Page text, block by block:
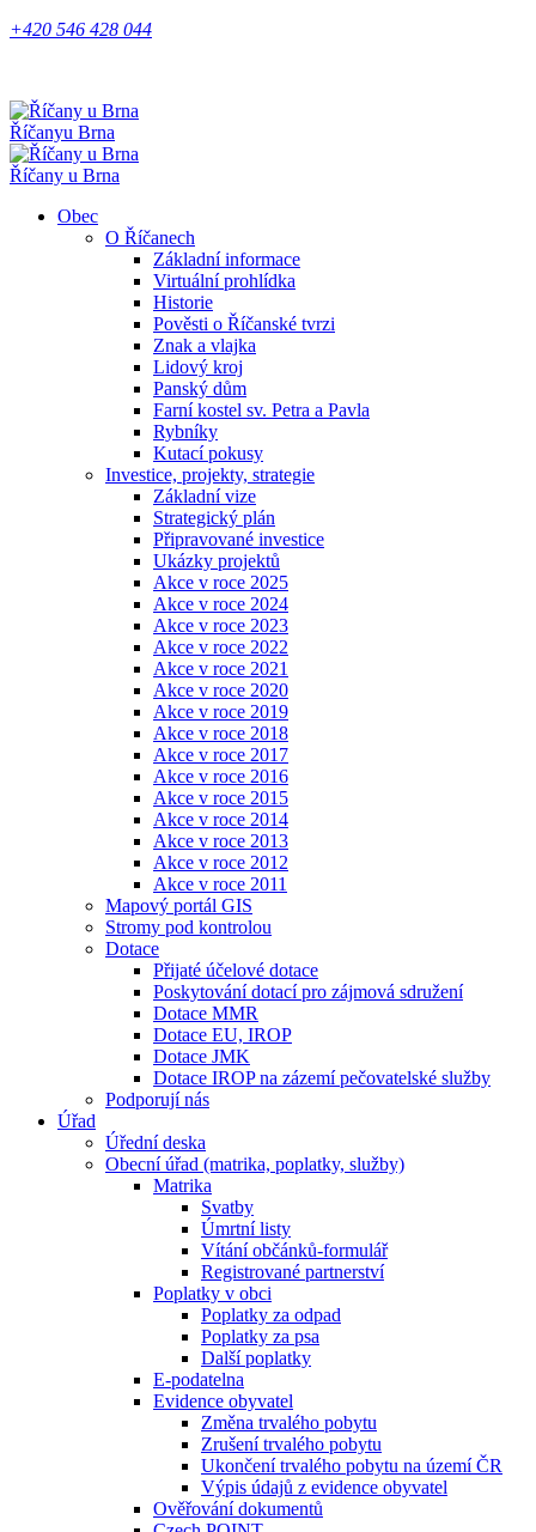
+420 546 428 044
Říčanyu Brna
Říčany u Brna
Obec
O Říčanech
Základní informace
Virtuální prohlídka
Historie
Pověsti o Říčanské tvrzi
Znak a vlajka
Lidový kroj
Panský dům
Farní kostel sv. Petra a Pavla
Rybníky
Kutací pokusy
Investice, projekty, strategie
Základní vize
Strategický plán
Připravované investice
Ukázky projektů
Akce v roce 2025
Akce v roce 2024
Akce v roce 2023
Akce v roce 2022
Akce v roce 2021
Akce v roce 2020
Akce v roce 2019
Akce v roce 2018
Akce v roce 2017
Akce v roce 2016
Akce v roce 2015
Akce v roce 2014
Akce v roce 2013
Akce v roce 2012
Akce v roce 2011
Mapový portál GIS
Stromy pod kontrolou
Dotace
Přijaté účelové dotace
Poskytování dotací pro zájmová sdružení
Dotace MMR
Dotace EU, IROP
Dotace JMK
Dotace IROP na zázemí pečovatelské služby
Podporují nás
Úřad
Úřední deska
Obecní úřad (matrika, poplatky, služby)
Matrika
Svatby
Úmrtní listy
Vítání občánků-formulář
Registrované partnerství
Poplatky v obci
Poplatky za odpad
Poplatky za psa
Další poplatky
E-podatelna
Evidence obyvatel
Změna trvalého pobytu
Zrušení trvalého pobytu
Ukončení trvalého pobytu na území ČR
Výpis údajů z evidence obyvatel
Ověřování dokumentů